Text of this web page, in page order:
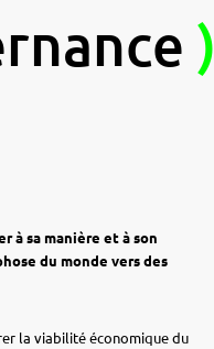
)
à sa manière et à son
du monde vers des
la viabilité économique du